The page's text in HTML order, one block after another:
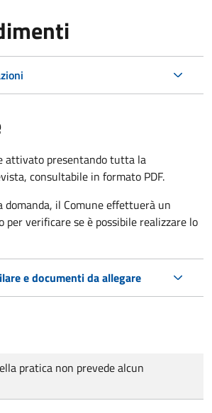
attivato presentando tutta la
consultabile in formato PDF.
domanda, il Comune effettuerà un
per verificare se è possibile realizzare lo
e documenti da allegare
pratica non prevede alcun